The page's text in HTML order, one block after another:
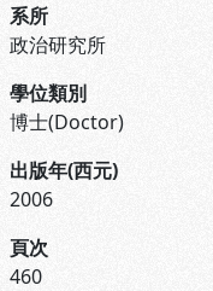
系所
政治研究所
學位類別
博士(Doctor)
出版年(西元)
2006
頁次
460